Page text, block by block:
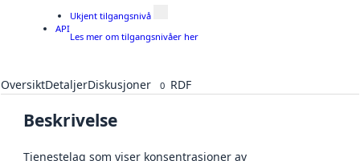
API
Ukjent tilgangsnivå
Les mer om tilgangsnivåer her
OversiktDetaljerDiskusjoner 0 RDF
Beskrivelse
Tjenestelag som viser konsentrasjoner av